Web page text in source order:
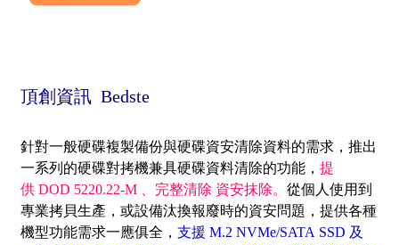
頂創資訊 Bedste
針對一般硬碟複製備份與硬碟資安清除資料的需求，推出
一系列的硬碟對拷機兼具硬碟資料清除的功能， 提
供 DOD 5220.22-M 、完整清除 資安抹除。 從個人使用到
專業拷貝生產，或設備汰換報廢時的資安問題，提供各種
機型功能需求一應俱全， 支援 M.2 NVMe/SATA SSD 及